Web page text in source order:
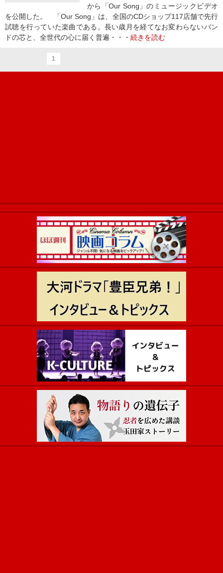
から「Our Song」のミュージックビデオ
を公開した。 「Our Song」は、全国のCDショップ117店舗で先行
試聴を行っていた楽曲である。長い歳月を経てなお変わらないバン
ドの芯と、全世代の心に届く普遍・・・ 続きを読む
1